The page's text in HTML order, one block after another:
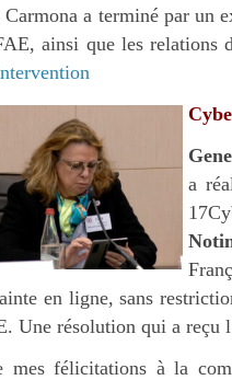
a terminé par un
ainsi que les relations
a
en ligne, sans
Une résolution qui a reçu
mes félicitations à la